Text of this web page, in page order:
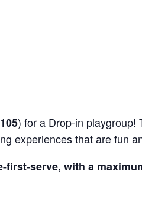
) for a Drop-in playgroup!
experiences that are fun
serve, with a